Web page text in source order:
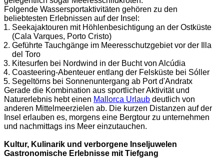
Folgende Wassersportaktivitäten gehören zu den
beliebtesten Erlebnissen auf der Insel:
Seekajaktouren mit Höhlenbesichtigung an der Ostküste
(Cala Varques, Porto Cristo)
Geführte Tauchgänge im Meeresschutzgebiet vor der Illa
del Toro
Kitesurfen bei Nordwind in der Bucht von Alcúdia
Coasteering-Abenteuer entlang der Felsküste bei Sóller
Segeltörns bei Sonnenuntergang ab Port d'Andratx
Gerade die Kombination aus sportlicher Aktivität und
Naturerlebnis hebt einen Mallorca Urlaub deutlich von
anderen Mittelmeerzielen ab. Die kurzen Distanzen auf der
Insel erlauben es, morgens eine Bergtour zu unternehmen
und nachmittags ins Meer einzutauchen.
Kultur, Kulinarik und verborgene Inseljuwelen
Gastronomische Erlebnisse mit Tiefgang